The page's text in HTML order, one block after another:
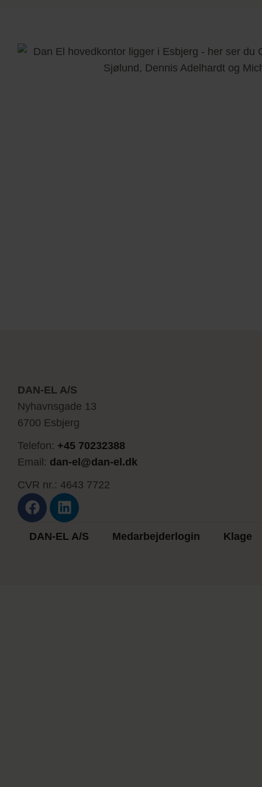
DAN-EL A/S
Nyhavnsgade 13
6700 Esbjerg
Telefon: +45 70232388
Email: dan-el@dan-el.dk
CVR nr.: 4643 7722
DAN-EL A/S Medarbejderlogin Klage